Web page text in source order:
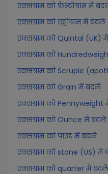
एक्सग्राम को फ़ेम्टोग्राम में
एक्सग्राम को एट्टोग्राम में बदलें
एक्सग्राम को Quintal (UK)
एक्सग्राम को
एक्सग्राम को Scruple
एक्सग्राम को Grain में बदलें
एक्सग्राम को Pennyweight
एक्सग्राम को Ounce में बदलें
एक्सग्राम को पाउंड में बदलें
एक्सग्राम को stone (US) में
एक्सग्राम को quarter में बदलें